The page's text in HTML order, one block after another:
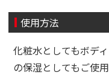
使用方法
化粧水としてもボディ
の保湿としてもご使用